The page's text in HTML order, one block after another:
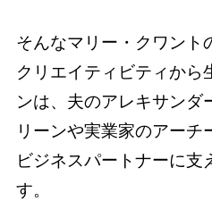
そんなマリー・クワント
クリエイティビティから
ンは、夫のアレキサンダ
リーンや実業家のアーチ
ビジネスパートナーに支
す。